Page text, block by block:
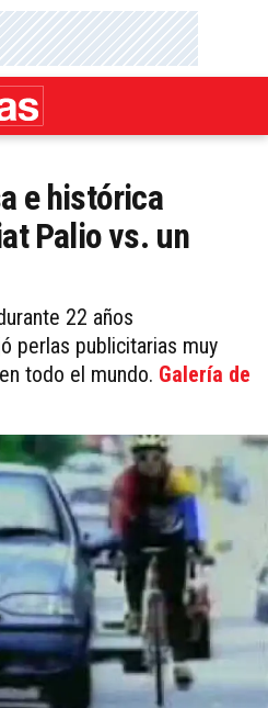
e histórica
Palio vs. un
22 años
perlas publicitarias muy
todo el mundo. Galería de